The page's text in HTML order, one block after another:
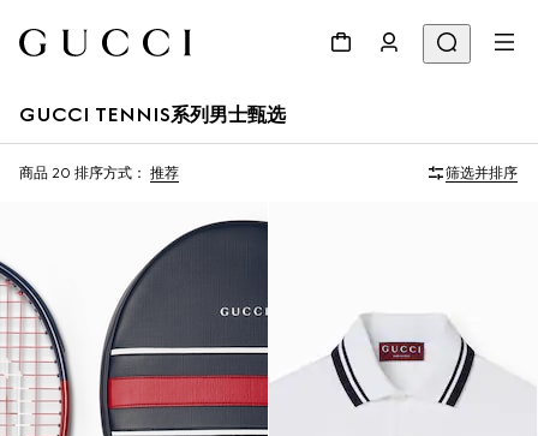
GUCCI TENNIS系列男士甄选
商品 20 排序方式： 推荐 筛选并排序